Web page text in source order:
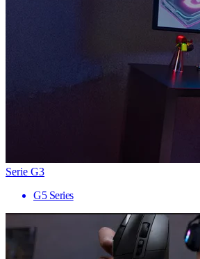
Serie G3
G5 Series